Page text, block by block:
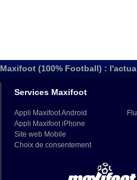
Maxifoot (100% Football) :
Services Maxifoot
Appli Maxifoot Android
Appli Maxifoot iPhone
Site web Mobile
Choix de consentement